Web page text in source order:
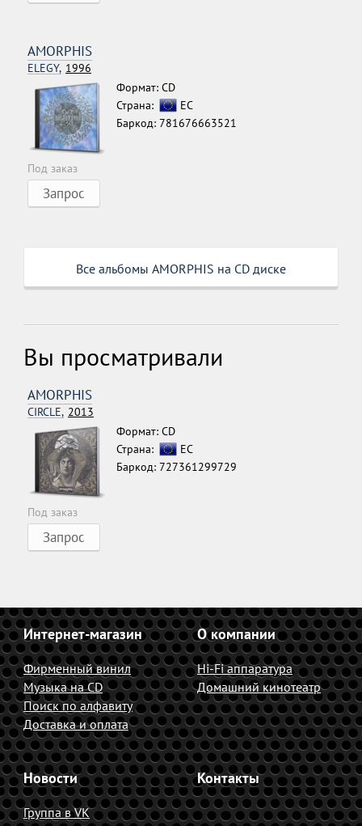
AMORPHIS
ELEGY, 1996
Формат: CD
Страна:
ЕС
Баркод: 781676663521
Под заказ
Запрос
Все альбомы AMORPHIS на CD диске
Вы просматривали
AMORPHIS
CIRCLE, 2013
Формат: CD
Страна:
ЕС
Баркод: 727361299729
Под заказ
Запрос
Интернет-магазин
Фирменный винил
Музыка на CD
Поиск по алфавиту
Доставка и оплата
О компании
Hi-Fi аппаратура
Домашний кинотеатр
Новости
Группа в VK
Контакты